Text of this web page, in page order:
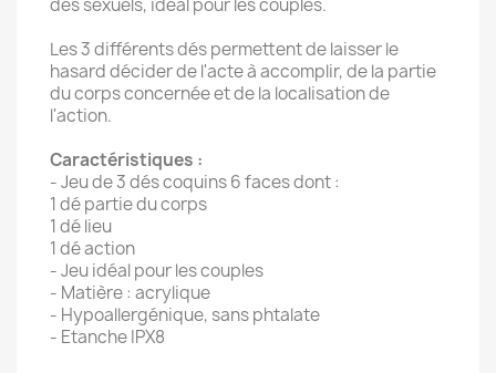
dés sexuels, idéal pour les couples.
Les 3 différents dés permettent de laisser le
hasard décider de l'acte à accomplir, de la partie
du corps concernée et de la localisation de
l'action.
Caractéristiques :
- Jeu de 3 dés coquins 6 faces dont :
1 dé partie du corps
1 dé lieu
1 dé action
- Jeu idéal pour les couples
- Matière : acrylique
- Hypoallergénique, sans phtalate
- Etanche IPX8